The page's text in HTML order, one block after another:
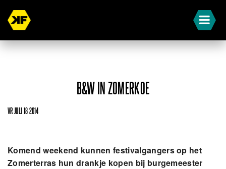
B&W IN ZOMERKOE
VR JULI 18 2014
Komend weekend kunnen festivalgangers op het
Zomerterras hun drankje kopen bij burgemeester